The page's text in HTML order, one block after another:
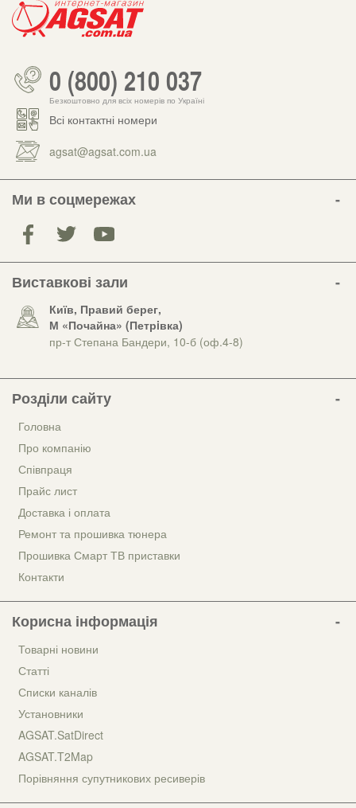
0 (800) 210 037
Безкоштовно для всіх номерів по Україні
Всі контактні номери
agsat@agsat.com.ua
Ми в соцмережах
Виставкові зали
Київ, Правий берег,
М «Почайна» (Петрiвка)
пр-т Степана Бандери, 10-б (оф.4-8)
Розділи сайту
Головна
Про компанію
Співпраця
Прайс лист
Доставка і оплата
Ремонт та прошивка тюнера
Прошивка Смарт ТВ приставки
Контакти
Корисна інформація
Товарні новини
Статті
Списки каналів
Установники
AGSAT.SatDirect
AGSAT.T2Map
Порівняння супутникових ресиверів